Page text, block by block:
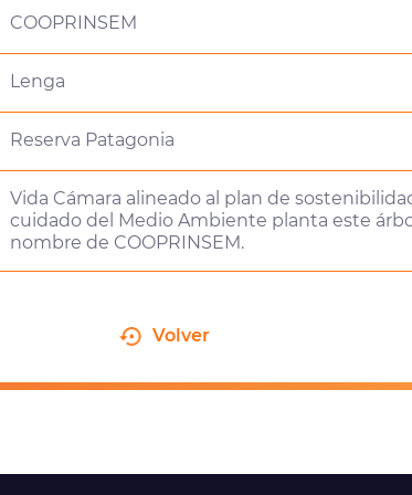
COOPRINSEM
Lenga
Reserva Patagonia
Vida Cámara alineado al plan de
cuidado del Medio Ambiente planta este
nombre de COOPRINSEM.
Volver